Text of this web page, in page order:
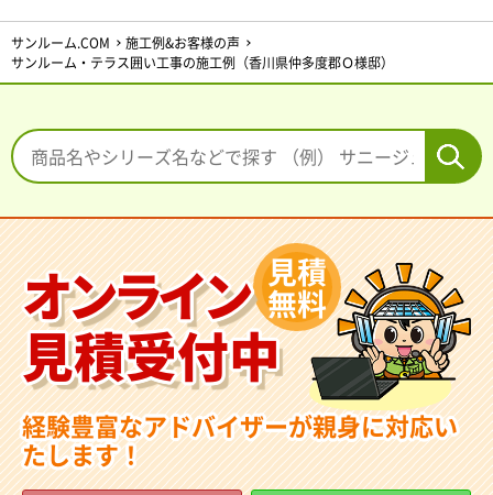
サンルーム.COM
施工例&お客様の声
サンルーム・テラス囲い工事の施工例（香川県仲多度郡Ｏ様邸）
オンライン
見積受付中
見積
無料
経験豊富なアドバイザーが親身に対応い
たします！